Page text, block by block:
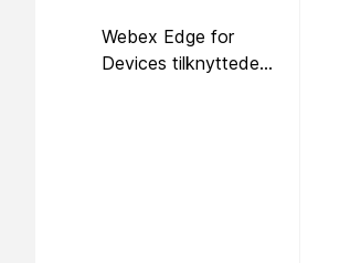
Webex Edge for
Devices tilknyttede